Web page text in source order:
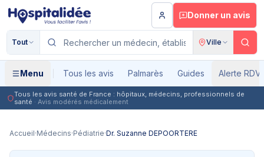
Aller au contenu principal
Donner un avis
Tout Ville
Menu Tous les avis Palmarès Guides Alerte RDV
Tous les avis santé de France : hôpitaux, médecins, professionnels de
santé · Avis modérés médicalement
Accueil·Médecins·Pédiatrie·Dr. Suzanne DEPOORTERE